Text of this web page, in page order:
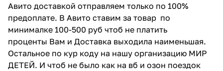
Авито доставкой отправляем только по 100%
предоплате. В Авито ставим за товар по
минималке 100-500 руб чтоб не платить
проценты Вам и Доставка выходила наименьшая.
Остальное по кур коду на нашу организацию МИР
ДЕТЕЙ. И чтоб не было как на вб и озон поездок